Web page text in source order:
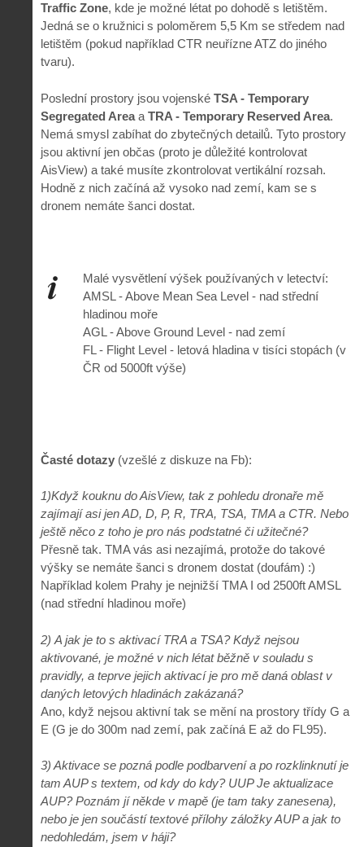
Traffic Zone, kde je možné létat po dohodě s letištěm.
Jedná se o kružnici s poloměrem 5,5 Km se středem nad
letištěm (pokud například CTR neuřízne ATZ do jiného
tvaru).
Poslední prostory jsou vojenské TSA - Temporary
Segregated Areaa TRA - Temporary Reserved Area.
Nemá smysl zabíhat do zbytečných detailů. Tyto prostory
jsou aktivní jen občas (proto je důležité kontrolovat
AisView) a také musíte zkontrolovat vertikální rozsah.
Hodně z nich začíná až vysoko nad zemí, kam se s
dronem nemáte šanci dostat.
Malé vysvětlení výšek používaných v letectví:
AMSL - Above Mean Sea Level - nad střední
hladinou moře
AGL - Above Ground Level - nad zemí
FL - Flight Level - letová hladina v tisíci stopách (v
ČR od 5000ft výše)
Časté dotazy (vzešlé z diskuze na Fb):
1)Když kouknu do AisView, tak z pohledu dronaře mě
zajímají asi jen AD, D, P, R, TRA, TSA, TMA a CTR. Nebo
ještě něco z toho je pro nás podstatné či užitečné?
Přesně tak. TMA vás asi nezajímá, protože do takové
výšky se nemáte šanci s dronem dostat (doufám) :)
Například kolem Prahy je nejnižší TMA I od 2500ft AMSL
(nad střední hladinou moře)
2) A jak je to s aktivací TRA a TSA? Když nejsou
aktivované, je možné v nich létat běžně v souladu s
pravidly, a teprve jejich aktivací je pro mě daná oblast v
daných letových hladinách zakázaná?
Ano, když nejsou aktivní tak se mění na prostory třídy G a
E (G je do 300m nad zemí, pak začíná E až do FL95).
3) Aktivace se pozná podle podbarvení a po rozklinknutí je
tam AUP s textem, od kdy do kdy? UUP Je aktualizace
AUP? Poznám jí někde v mapě (je tam taky zanesena),
nebo je jen součástí textové přílohy záložky AUP a jak to
nedohledám, jsem v háji?